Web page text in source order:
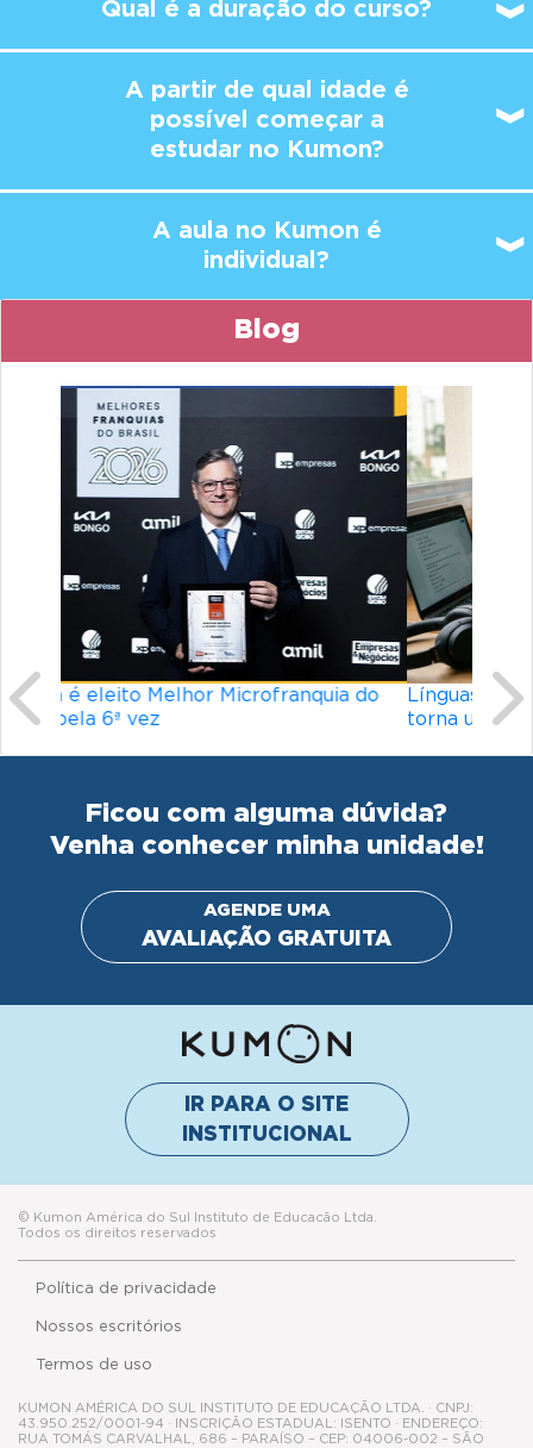
Qual é a duração do curso?
A partir de qual idade é
possível começar a
estudar no Kumon?
A aula no Kumon é
individual?
Blog
Línguas mais difíceis do mundo: o que
torna um idioma desafiador?
Ficou com alguma dúvida?
Venha conhecer minha unidade!
AGENDE UMA
AVALIAÇÃO GRATUITA
IR PARA O SITE
INSTITUCIONAL
© Kumon América do Sul Instituto de Educacão Ltda.
Todos os direitos reservados
Política de privacidade
Termos de uso
Nossos escritórios
KUMON AMÉRICA DO SUL INSTITUTO DE EDUCAÇÃO LTDA. · CNPJ:
43.950.252/0001-94 · INSCRIÇÃO ESTADUAL: ISENTO · ENDEREÇO:
RUA TOMÁS CARVALHAL, 686 – PARAÍSO – CEP: 04006-002 – SÃO